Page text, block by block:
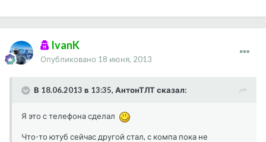
IvanK
Опубликовано 18 июня, 2013
В 18.06.2013 в 13:35, АнтонТЛТ сказал:
Я это с телефона сделал
Что-то ютуб сейчас другой стал, с компа пока не